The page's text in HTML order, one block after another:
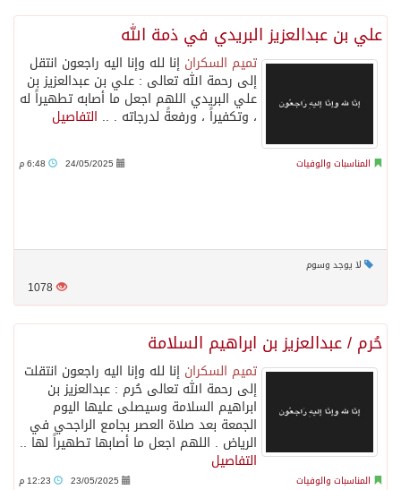
علي بن عبدالعزيز البريدي في ذمة الله
تميم السكران إنا لله وإنا اليه راجعون انتقل
إلى رحمة الله تعالى : علي بن عبدالعزيز بن
علي البريدي اللهم اجعل ما أصابه تطهيراً له
، وتكفيراً ، ورفعةً لدرجاته . .. التفاصيل
المناسبات والوفيات 24/05/2025
لا يوجد وسوم
1078
حُرم / عبدالعزيز بن ابراهيم السلامة
تميم السكران إنا لله وإنا اليه راجعون انتقلت
إلى رحمة الله تعالى حُرم : عبدالعزيز بن
ابراهيم السلامة وسيصلى عليها اليوم
الجمعة بعد صلاة العصر بجامع الراجحي في
الرياض . اللهم اجعل ما أصابها تطهيراً لها ..
التفاصيل
المناسبات والوفيات 23/05/2025